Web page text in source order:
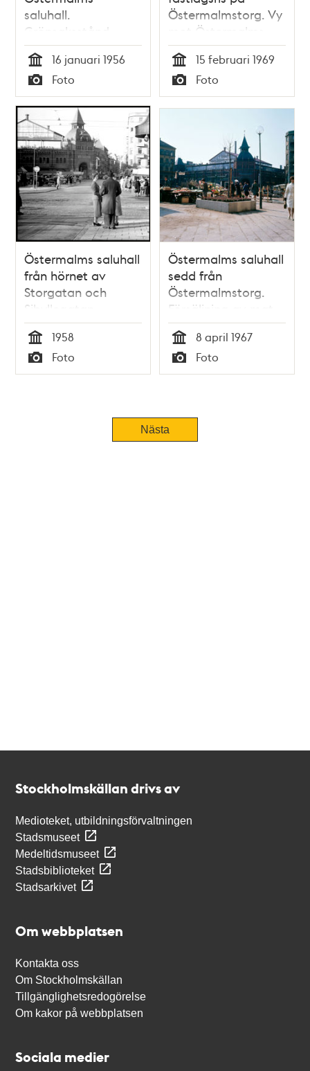
saluhall.
Grönsaksstånd.
Interiör
Tid
16 januari 1956
Typ
Foto
Östermalmstorg. Vy
mot Östermalms
saluhall
Tid
15 februari 1969
Typ
Foto
Östermalms saluhall
från hörnet av
Storgatan och
Sibyllegatan
Tid
1958
Typ
Foto
Östermalms saluhall
sedd från
Östermalmstorg.
Försäljning av mat
och blommor på
torget
Tid
8 april 1967
Typ
Foto
Nästa
Stockholmskällan drivs av
Medioteket, utbildningsförvaltningen
Stadsmuseet
Medeltidsmuseet
Stadsbiblioteket
Stadsarkivet
Om webbplatsen
Kontakta oss
Om Stockholmskällan
Tillgänglighetsredogörelse
Om kakor på webbplatsen
Sociala medier